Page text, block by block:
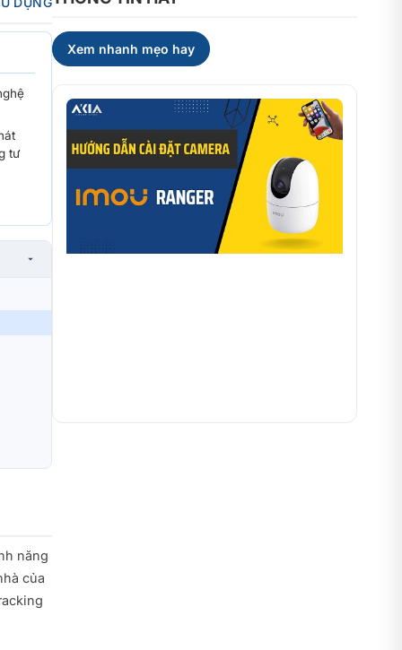
tư
năng
của
Xem nhanh mẹo hay